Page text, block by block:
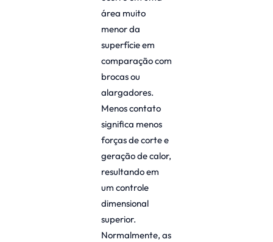
área muito
menor da
superfície em
comparação com
brocas ou
alargadores.
Menos contato
significa menos
forças de corte e
geração de calor,
resultando em
um controle
dimensional
superior.
Normalmente, as